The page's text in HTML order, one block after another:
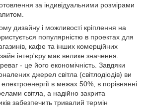
за індивідуальними розмірами
дизайну і можливості кріплення на
популярністю в проектах для
кафе та інших комерційних
інтер'єру має велике значення.
- це його економічність. Завдяки
джерел світла (світлодіодів) ви
в межах 50%, в порівнянні
світла, а надійно закрита
забезпечить тривалий термін